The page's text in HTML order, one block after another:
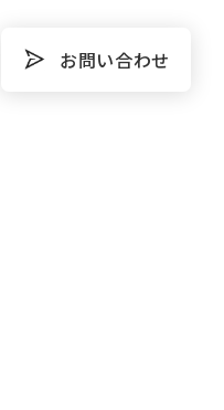
お問い合わせ